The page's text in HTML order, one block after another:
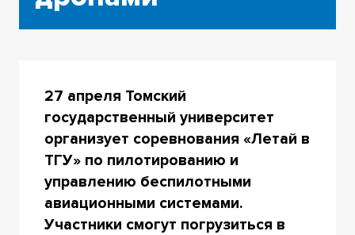
27 апреля Томский
государственный университет
организует соревнования «Летай в
ТГУ» по пилотированию и
управлению беспилотными
авиационными системами.
Участники смогут погрузиться в